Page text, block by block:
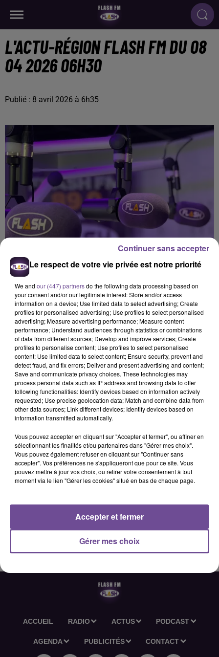
L'ACTU-RÉGION FLASH FM DU 08
04 2026 06H30
Publié : 8 avril 2026 à 6h35
Flash FM
L'actu-région Flash FM du 08 04 2026 06h30
8 avril 2026 - 2 min 7 sec
L'ACTU-RÉGION FLASH FM DU 08 04 2026 06H30
L'actu-région Flash FM du 08 04 2026 06h30
ACCUEIL RADIO ACTUS PODCAST
AGENDA PUBLICITÉS CONTACT
Le respect de votre vie privée est notre priorité
We and our (447) partnersdo the following data processing based on
your consent and/or our legitimate interest: Store and/or access
information on a device; Use limited data to select advertising; Create
profiles for personalised advertising; Use profiles to select personalised
advertising; Measure advertising performance; Measure content
performance; Understand audiences through statistics or combinations
of data from different sources; Develop and improve services; Create
profiles to personalise content; Use profiles to select personalised
content; Use limited data to select content; Ensure security, prevent and
detect fraud, and fix errors; Deliver and present advertising and content;
Save and communicate privacy choices. These technologies may
process personal data such as IP address and browsing data to offer
following functionalities: Identify devices based on information actively
requested; Use precise geolocation data; Match and combine data from
other data sources; Link different devices; Identify devices based on
information transmitted automatically.
Vous pouvez accepter en cliquant sur "Accepter et fermer", ou affiner en
sélectionnant les finalités et/ou partenaires dans "Gérer mes choix".
Vous pouvez également refuser en cliquant sur "Continuer sans
accepter". Vos préférences ne s'appliqueront que pour ce site. Vous
pouvez mettre à jour vos choix, ou retirer votre consentement à tout
moment via le lien "Gérer les cookies" situé en bas de chaque page.
Gérer mes choix
Accepter et fermer
Continuer sans accepter